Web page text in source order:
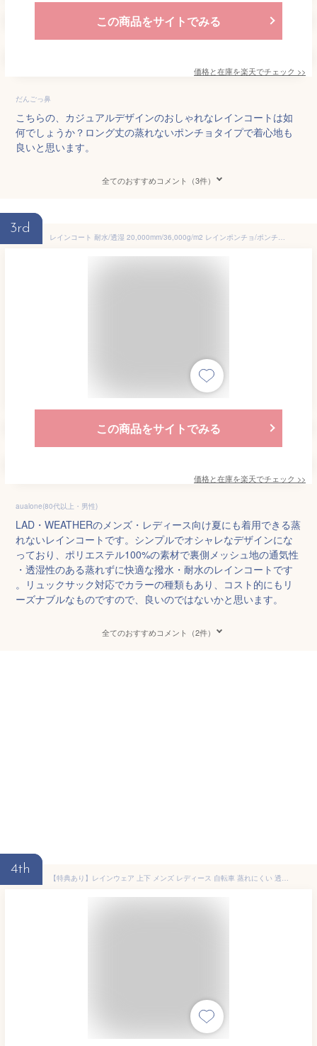
この商品をサイトでみる
価格と在庫を楽天でチェック >>
だんごっ鼻
こちらの、カジュアルデザインのおしゃれなレインコートは如
何でしょうか？ロング丈の蒸れないポンチョタイプで着心地も
良いと思います。
全てのおすすめコメント（3件）
3rd
レインコート 耐水/透湿 20,000mm/36,000g/m2 レインポンチョ/ポンチョ レインウェア/レインスーツ 通気性 雨具/カッパ/雨合羽 メンズ レディース 通勤/通学/自転車/アウトドア ユニセックス LAD WEATHER ラドウェザー 送料無料 VR
この商品をサイトでみる
価格と在庫を楽天でチェック >>
aualone(80代以上・男性)
LAD・WEATHERのメンズ・レディース向け夏にも着用できる蒸
れないレインコートです。シンプルでオシャレなデザインにな
っており、ポリエステル100%の素材で裏側メッシュ地の通気性
・透湿性のある蒸れずに快適な撥水・耐水のレインコートです
。リュックサック対応でカラーの種類もあり、コスト的にもリ
ーズナブルなものですので、良いのではないかと思います。
全てのおすすめコメント（2件）
4th
【特典あり】レインウェア 上下 メンズ レディース 自転車 蒸れにくい 透湿レインスーツ レインコート 上下セット セット カッパ 作業着 雨具 合羽 日本素材 さらさら 裏メッシュ breathatec 高機能素材 イベント 通勤 通学 上下組 7740 リフレクター フード カジメイク